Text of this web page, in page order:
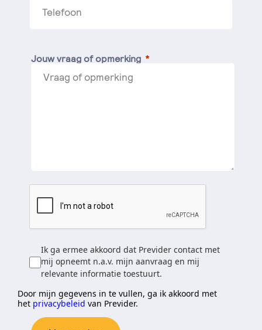
Jouw vraag of opmerking
Ik ga ermee akkoord dat Previder contact met
mij opneemt n.a.v. mijn aanvraag en mij
relevante informatie toestuurt.
Door mijn gegevens in te vullen, ga ik akkoord met
het privacybeleid van Previder.